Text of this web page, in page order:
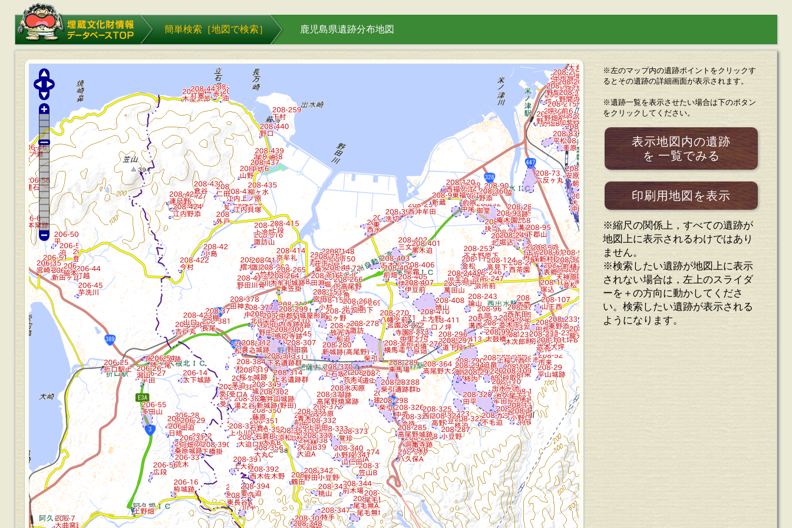
埋蔵文化財情報データベース
TOP
簡単検索［地図で検索］ 鹿児島県遺跡分布地図
※左のマップ内の遺跡ポイントをクリックす
るとその遺跡の詳細画面が表示されます。
※遺跡一覧を表示させたい場合は下のボタン
をクリックしてください。
表示地図内の遺跡
を 一覧でみる
印刷用地図を表示
※縮尺の関係上，すべての遺跡が
地図上に表示されるわけではあり
ません。
※検索したい遺跡が地図上に表示
されない場合は，左上のスライダ
ーを＋の方向に動かしてくださ
い。検索したい遺跡が表示される
ようになります。